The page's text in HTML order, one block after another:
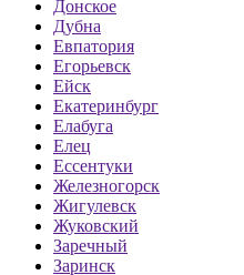
Донское
Дубна
Евпатория
Егорьевск
Ейск
Екатеринбург
Елабуга
Елец
Ессентуки
Железногорск
Жигулевск
Жуковский
Заречный
Заринск